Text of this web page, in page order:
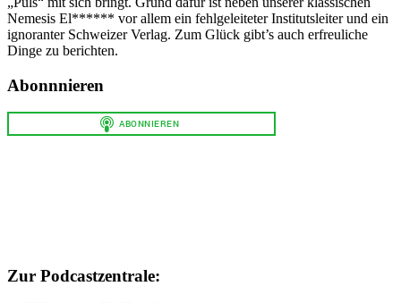
Nemesis El****** vor allem ein fehlgeleiteter Institutsleiter und ein
ignoranter Schweizer Verlag. Zum Glück gibt’s auch erfreuliche
Dinge zu berichten.
Abonnnieren
Zur Podcastzentrale: